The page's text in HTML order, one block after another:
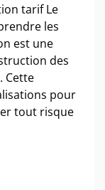
tarif Le
les
est une
des
Cette
pour
tout risque